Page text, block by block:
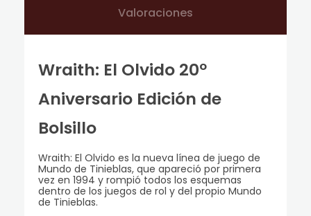
Valoraciones
Wraith: El Olvido 20º
Aniversario Edición de
Bolsillo
Wraith: El Olvido es la nueva línea de juego de
Mundo de Tinieblas, que apareció por primera
vez en 1994 y rompió todos los esquemas
dentro de los juegos de rol y del propio Mundo
de Tinieblas.